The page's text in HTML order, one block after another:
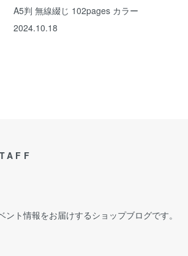
A5判 無線綴じ 102pages カラー
2024.10.18
ト情報をお届けするショップブログです。